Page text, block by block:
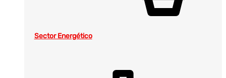
Sector Energético